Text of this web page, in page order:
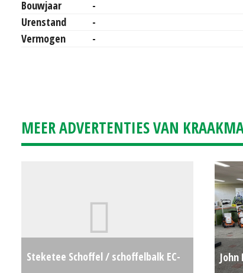
Bouwjaar
-
Urenstand
-
Vermogen
-
MEER ADVERTENTIES VAN
Steketee Schoffel / schoffelbalk EC-
John